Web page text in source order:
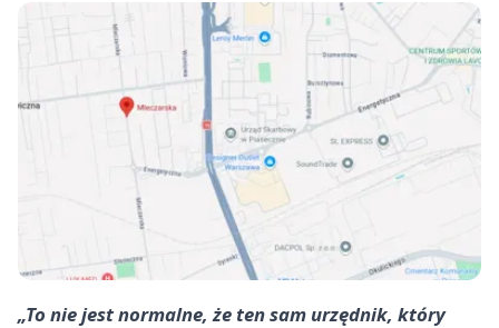
„To nie jest normalne, że ten sam urzędnik, który